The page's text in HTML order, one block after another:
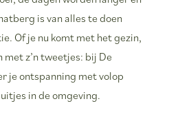
is van alles te doen
Of je nu komt met het gezin,
z’n tweetjes: bij De
je ontspanning met volop
in de omgeving.